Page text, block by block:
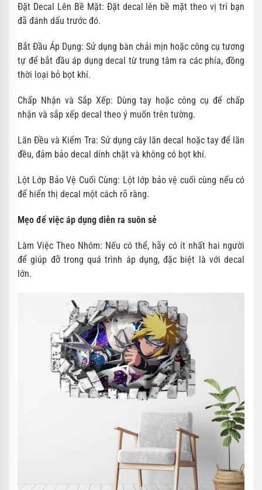
Đặt Decal Lên Bề Mặt: Đặt decal lên bề mặt theo vị trí bạn
đã đánh dấu trước đó.
Bắt Đầu Áp Dụng: Sử dụng bàn chải mịn hoặc công cụ tương
tự để bắt đầu áp dụng decal từ trung tâm ra các phía, đồng
thời loại bỏ bọt khí.
Chấp Nhận và Sắp Xếp: Dùng tay hoặc công cụ để chấp
nhận và sắp xếp decal theo ý muốn trên tường.
Lăn Đều và Kiểm Tra: Sử dụng cây lăn decal hoặc tay để lăn
đều, đảm bảo decal dính chặt và không có bọt khí.
Lột Lớp Bảo Vệ Cuối Cùng: Lột lớp bảo vệ cuối cùng nếu có
để hiển thị decal một cách rõ ràng.
Mẹo để việc áp dụng diễn ra suôn sẻ
Làm Việc Theo Nhóm: Nếu có thể, hãy có ít nhất hai người
để giúp đỡ trong quá trình áp dụng, đặc biệt là với decal
lớn.